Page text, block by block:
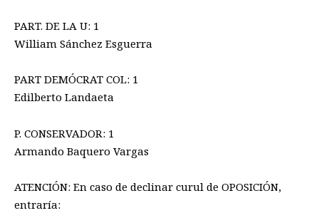
PART. DE LA U: 1
William Sánchez Esguerra
PART DEMÓCRAT COL: 1
Edilberto Landaeta
P. CONSERVADOR: 1
Armando Baquero Vargas
ATENCIÓN: En caso de declinar curul de OPOSICIÓN,
entraría: